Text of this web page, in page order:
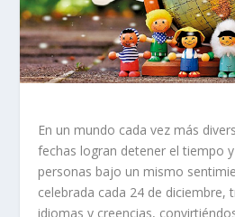
En un mundo cada vez más
fechas logran detener el tiempo
personas bajo un mismo
celebrada cada 24 de diciembre,
idiomas y creencias,